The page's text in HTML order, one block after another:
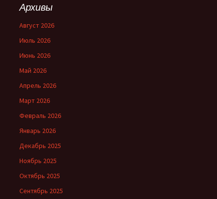
Архивы
Август 2026
Июль 2026
Июнь 2026
Май 2026
Апрель 2026
Март 2026
Февраль 2026
Январь 2026
Декабрь 2025
Ноябрь 2025
Октябрь 2025
Сентябрь 2025